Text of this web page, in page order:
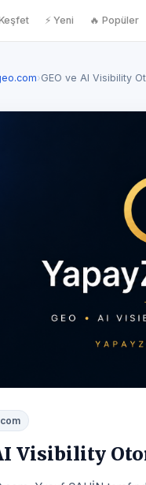
⚡ Yeni 🔥 Popüler
›GEO ve AI Visibility
Visibility